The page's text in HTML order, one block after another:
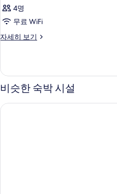
4명
무료 WiFi
자세히 보기
객
히
기
비슷한 숙박 시설
윈덤 강원 고성